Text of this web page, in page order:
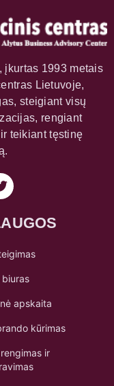
įkurtas 1993 metais
Lietuvoje,
steigiant visų
rengiant
teikiant tęstinę
biuras
apskaita
kūrimas
ir